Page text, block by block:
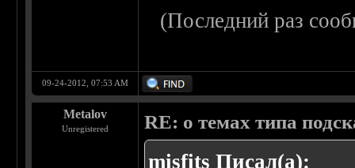
(Последний раз
09-24-2012, 07:53 AM
Metalov
Unregistered RE: о темах типа
misfits Писал(а):